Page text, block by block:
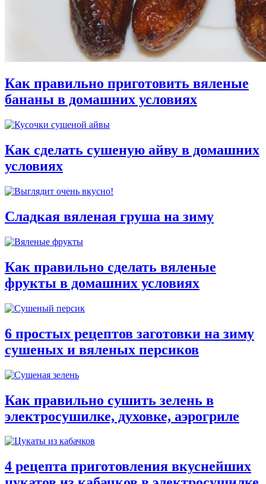
Как правильно приготовить вяленые
бананы в домашних условиях
Как сделать сушеную айву в домашних
условиях
Сладкая вяленая груша на зиму
Как правильно сделать вяленые
фрукты в домашних условиях
6 простых рецептов заготовки на зиму
сушеных и вяленых персиков
Как правильно сушить зелень в
электросушилке, духовке, аэрогриле
4 рецепта приготовления вкуснейших